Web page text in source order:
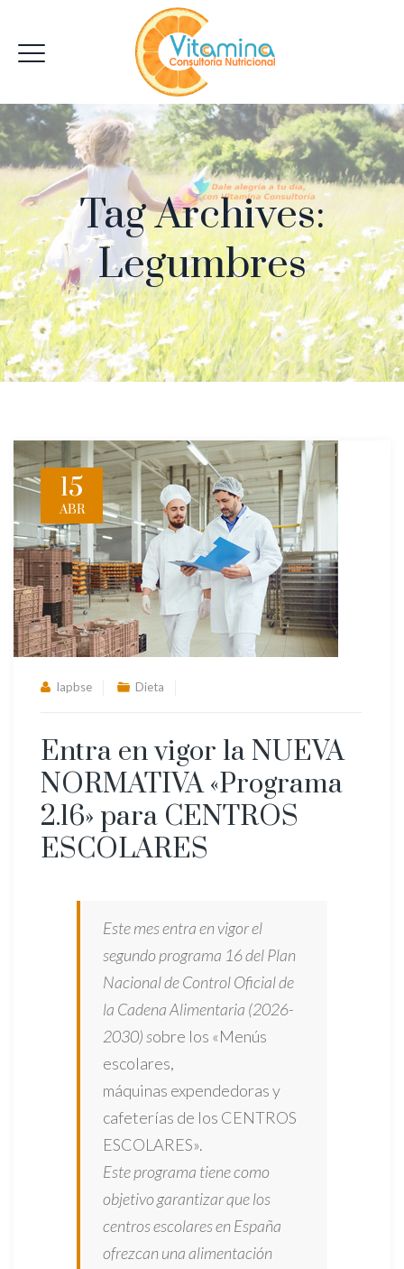
Tag Archives:
Legumbres
15
ABR
lapbse Dieta
Entra en vigor la NUEVA
NORMATIVA «Programa
2.16» para CENTROS
ESCOLARES
Este mes entra en vigor el
segundo programa 16 del Plan
Nacional de Control Oficial de
la Cadena Alimentaria (2026-
2030) sobre los «Menús
escolares,
máquinas expendedoras y
cafeterías de los CENTROS
ESCOLARES».
Este programa tiene como
objetivo garantizar que los
centros escolares en España
ofrezcan una alimentación